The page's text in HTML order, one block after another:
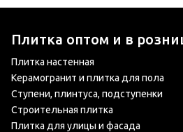
Плитка оптом и в
Плитка настенная
Керамогранит и плитка для пола
Ступени, плинтуса, подступенки
Строительная плитка
Плитка для улицы и фасада